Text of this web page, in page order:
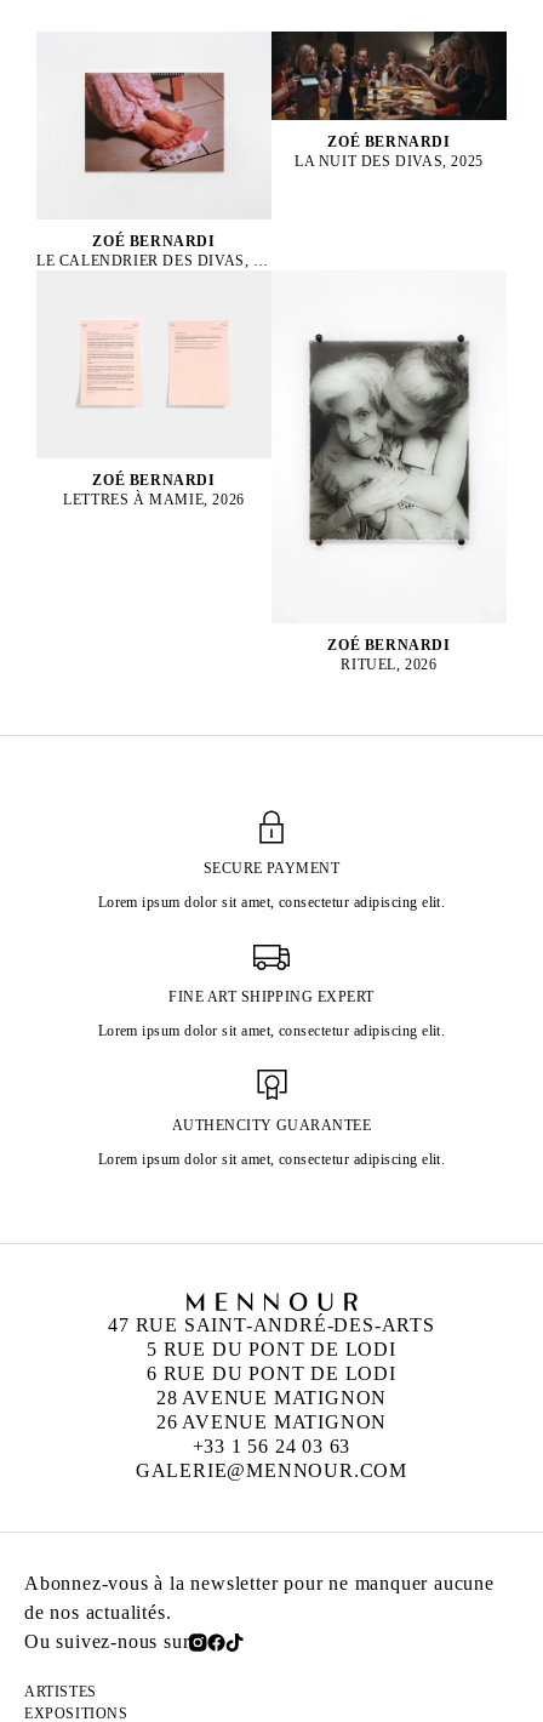
ZOÉ BERNARDI
LE CALENDRIER DES DIVAS, 2025
ZOÉ BERNARDI
LA NUIT DES DIVAS, 2025
ZOÉ BERNARDI
LETTRES À MAMIE, 2026
ZOÉ BERNARDI
RITUEL, 2026
SECURE PAYMENT
Lorem ipsum dolor sit amet, consectetur adipiscing elit.
FINE ART SHIPPING EXPERT
Lorem ipsum dolor sit amet, consectetur adipiscing elit.
AUTHENCITY GUARANTEE
Lorem ipsum dolor sit amet, consectetur adipiscing elit.
47 RUE SAINT-ANDRÉ-DES-ARTS
5 RUE DU PONT DE LODI
6 RUE DU PONT DE LODI
28 AVENUE MATIGNON
26 AVENUE MATIGNON
+33 1 56 24 03 63
GALERIE@MENNOUR.COM
Abonnez-vous à la newsletter pour ne manquer aucune
de nos actualités.
Ou suivez-nous sur
ARTISTES
EXPOSITIONS